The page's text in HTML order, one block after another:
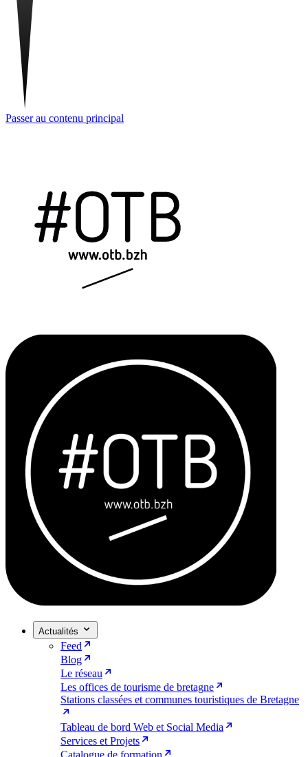
Passer au contenu principal
Actualités
Feed
Blog
Le réseau
Les offices de tourisme de bretagne
Stations classées et communes touristiques de Bretagne
Tableau de bord Web et Social Media
Services et Projets
Catalogue de formation